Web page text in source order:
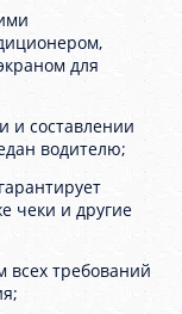
для
и составлении
водителю;
чеки и другие
всех требований